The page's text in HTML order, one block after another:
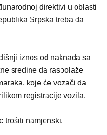
direktivi u oblasti
Srpska treba da
iznos od naknada sa
sredine da raspolaže
koje će vozači da
registracije vozila.
trošiti namjenski.